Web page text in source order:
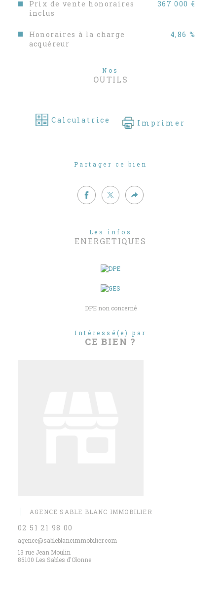
Prix de vente honoraires
inclus
367 000 €
Honoraires à la charge
acquéreur
4,86 %
Nos
OUTILS
Calculatrice Imprimer
Partager ce bien
Les infos
ENERGETIQUES
DPE non concerné
Intéressé(e) par
CE BIEN ?
AGENCE SABLE BLANC IMMOBILIER
02 51 21 98 00
agence@sableblancimmobilier.com
13 rue Jean Moulin
85100 Les Sables d'Olonne